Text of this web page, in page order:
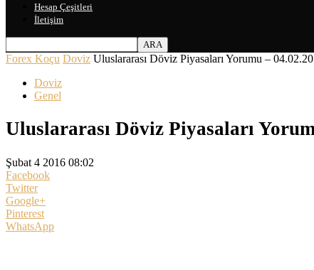
Hesap Çeşitleri
İletişim
Forex Koçu Doviz Uluslararası Döviz Piyasaları Yorumu –
Doviz
Genel
Uluslararası Döviz Piyasaları
Şubat 4 2016 08:02
Facebook
Twitter
Google+
Pinterest
WhatsApp